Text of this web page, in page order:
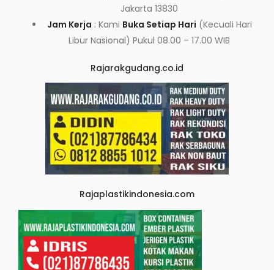
Jakarta 13830
Jam Kerja : Kami Buka Setiap Hari (Kecuali Hari
Libur Nasional) Pukul 08.00 – 17.00 WIB
Rajarakgudang.co.id
Rajaplastikindonesia.com